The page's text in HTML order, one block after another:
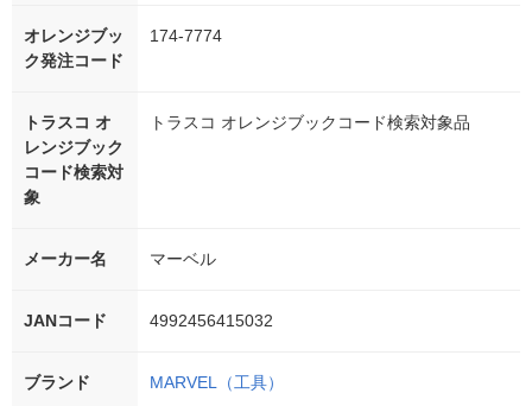
オレンジブッ
ク発注コード
174-7774
トラスコ オ
レンジブック
コード検索対
象
トラスコ オレンジブックコード検索対象品
メーカー名 マーベル
JANコード 4992456415032
ブランド MARVEL（工具）